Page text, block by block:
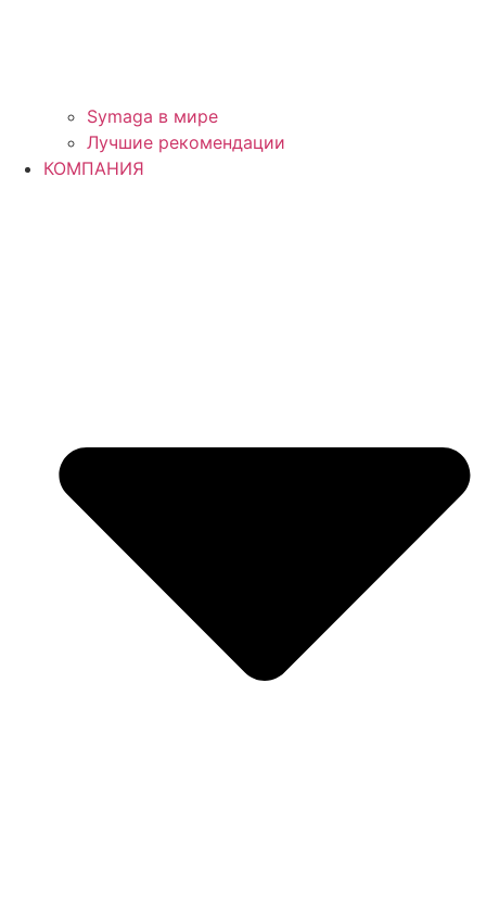
Symaga в мире
Лучшие рекомендации
КОМПАНИЯ